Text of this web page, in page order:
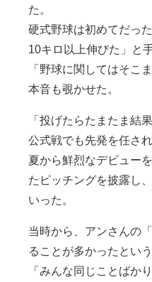
た。
硬式野球は初めてだっ
10キロ以上伸びた」と
「野球に関してはそこ
本音も覗かせた。
「投げたらたまたま結
公式戦でも先発を任さ
夏から鮮烈なデビュー
たピッチングを披露し
いった。
当時から、アンさんの
ることが多かったという
「みんな同じことばか